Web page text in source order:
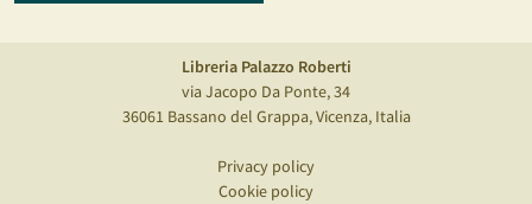
Libreria Palazzo Roberti
via Jacopo Da Ponte, 34
36061 Bassano del Grappa, Vicenza, Italia
Privacy policy
Cookie policy